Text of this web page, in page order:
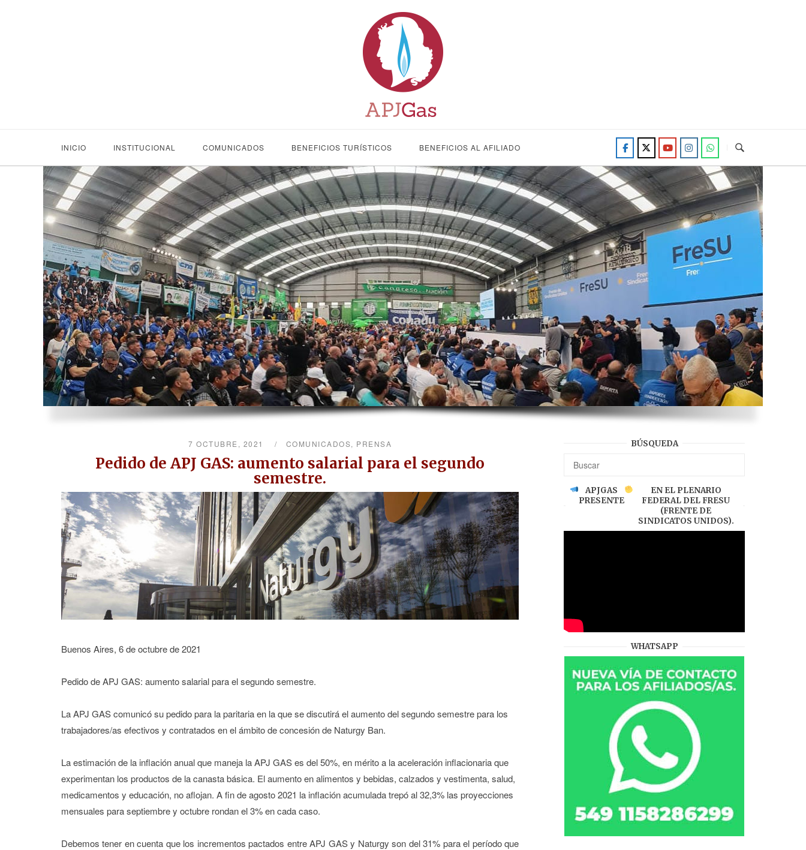
INICIO INSTITUCIONAL COMUNICADOS BENEFICIOS TURÍSTICOS BENEFICIOS AL AFILIADO
7 OCTUBRE, 2021 COMUNICADOS, PRENSA
Pedido de APJ GAS: aumento salarial para el segundo
semestre.
Buenos Aires, 6 de octubre de 2021
Pedido de APJ GAS: aumento salarial para el segundo semestre.
La APJ GAS comunicó su pedido para la paritaria en la que se discutirá el aumento del segundo semestre para los
trabajadores/as efectivos y contratados en el ámbito de concesión de Naturgy Ban.
La estimación de la inflación anual que maneja la APJ GAS es del 50%, en mérito a la aceleración inflacionaria que
experimentan los productos de la canasta básica. El aumento en alimentos y bebidas, calzados y vestimenta, salud,
medicamentos y educación, no aflojan. A fin de agosto 2021 la inflación acumulada trepó al 32,3% las proyecciones
mensuales para septiembre y octubre rondan el 3% en cada caso.
Debemos tener en cuenta que los incrementos pactados entre APJ GAS y Naturgy son del 31% para el período que
BÚSQUEDA
APJGAS
PRESENTE
EN EL PLENARIO
FEDERAL DEL FRESU
(FRENTE DE
SINDICATOS UNIDOS).
WHATSAPP